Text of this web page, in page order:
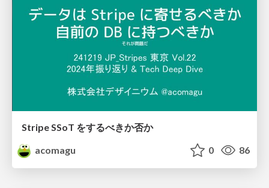
Stripe SSoT をするべきか否か
acomagu
0 86